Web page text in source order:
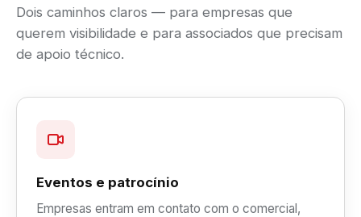
Dois caminhos claros — para empresas que
querem visibilidade e para associados que precisam
de apoio técnico.
Eventos e patrocínio
Empresas entram em contato com o comercial,